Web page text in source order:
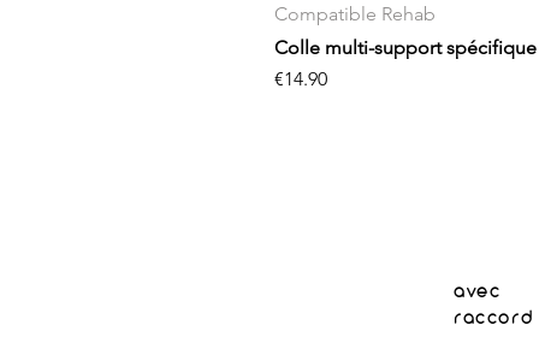
Compatible Rehab
Colle multi-support spécifique
Price
€14.90
avec
raccord